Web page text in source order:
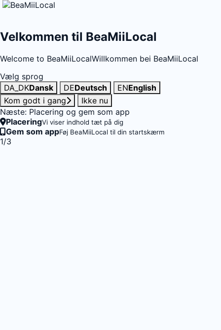
Velkommen til BeaMiiLocal
Welcome to BeaMiiLocalWillkommen bei BeaMiiLocal
Vælg sprog
DA_DKDansk DEDeutsch ENEnglish
Kom godt i gang
Ikke nu
Næste: Placering og gem som app
PlaceringVi viser indhold tæt på dig
Gem som appFøj BeaMiiLocal til din startskærm
1/3